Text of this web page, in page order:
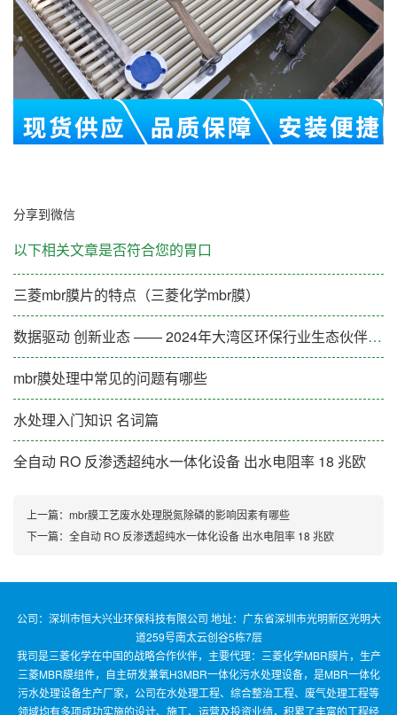
分享到微信
以下相关文章是否符合您的胃口
三菱mbr膜片的特点（三菱化学mbr膜）
数据驱动 创新业态 —— 2024年大湾区环保行业生态伙伴大会（第一期）成功举办
mbr膜处理中常见的问题有哪些
水处理入门知识 名词篇
全自动 RO 反渗透超纯水一体化设备 出水电阻率 18 兆欧
上一篇： mbr膜工艺废水处理脱氮除磷的影响因素有哪些
下一篇： 全自动 RO 反渗透超纯水一体化设备 出水电阻率 18 兆欧
公司：深圳市恒大兴业环保科技有限公司 地址：广东省深圳市光明新区光明大
道259号南太云创谷5栋7层
我司是三菱化学在中国的战略合作伙伴，主要代理：三菱化学MBR膜片，生产
三菱MBR膜组件，自主研发兼氧H3MBR一体化污水处理设备，是MBR一体化
污水处理设备生产厂家，公司在水处理工程、综合整治工程、废气处理工程等
领域均有多项成功实施的设计、施工、运营及投资业绩，积累了丰富的工程经